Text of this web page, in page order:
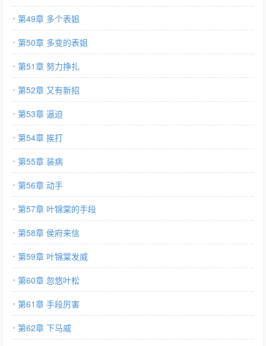
第49章 多个表姐
第50章 多变的表姐
第51章 努力挣扎
第52章 又有新招
第53章 逼迫
第54章 挨打
第55章 装病
第56章 动手
第57章 叶锦棠的手段
第58章 侯府来信
第59章 叶锦棠发威
第60章 忽悠叶松
第61章 手段厉害
第62章 下马威